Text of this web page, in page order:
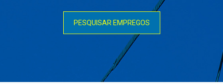
PESQUISAR EMPREGOS